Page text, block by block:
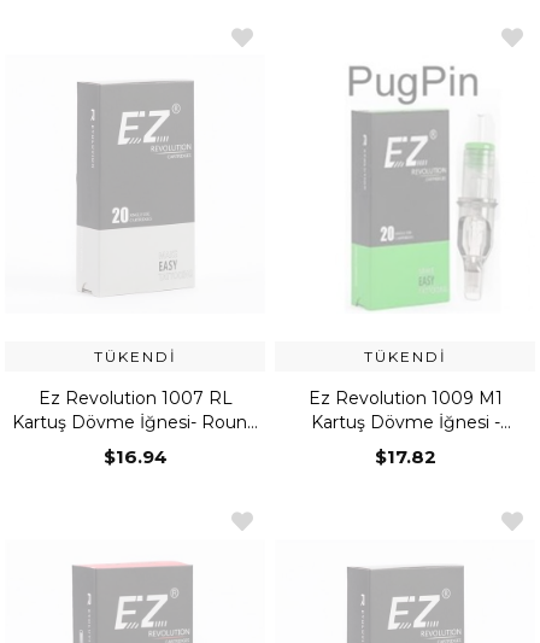
TÜKENDI
Ez Revolution 1007 RL
Kartuş Dövme İğnesi- Round
Liner
$16.94
TÜKENDI
Ez Revolution 1009 M1
Kartuş Dövme İğnesi -
Magnum
$17.82